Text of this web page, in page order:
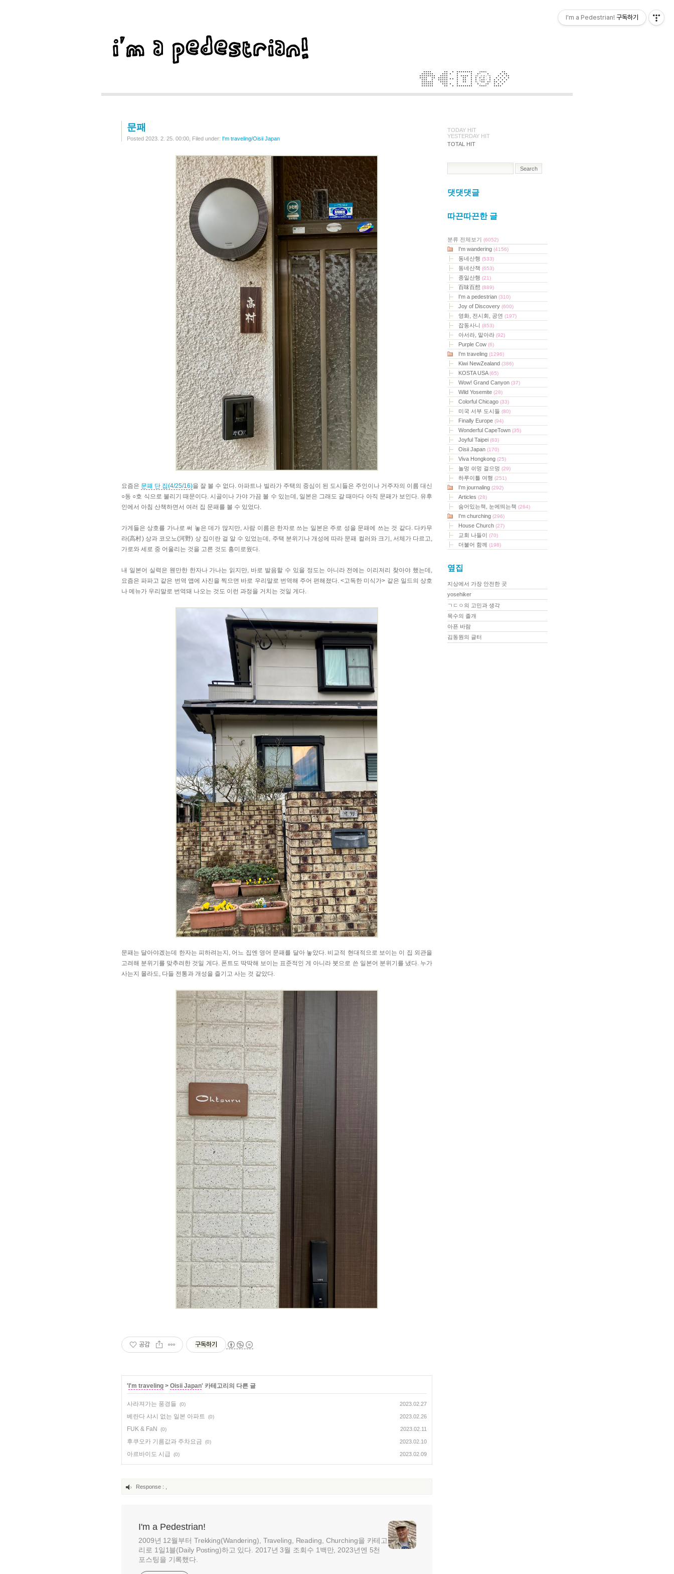
문패
Posted 2023. 2. 25. 00:00, Filed under: I'm traveling/Oisii Japan
요즘은 문패 단 집(4/25/16)을 잘 볼 수 없다. 아파트나 빌라가 주택의 중심이 된 도시들은 주인이나 거주자의 이름 대신
○동 ○호 식으로 불리기 때문이다. 시골이나 가야 가끔 볼 수 있는데, 일본은 그래도 갈 때마다 아직 문패가 보인다. 유후
인에서 아침 산책하면서 여러 집 문패를 볼 수 있었다.
가게들은 상호를 가나로 써 놓은 데가 많지만, 사람 이름은 한자로 쓰는 일본은 주로 성을 문패에 쓰는 것 같다. 다카무
라(高村) 상과 코오노(河野) 상 집이란 걸 알 수 있었는데, 주택 분위기나 개성에 따라 문패 컬러와 크기, 서체가 다르고,
가로와 세로 중 어울리는 것을 고른 것도 흥미로웠다.
내 일본어 실력은 웬만한 한자나 가나는 읽지만, 바로 발음할 수 있을 정도는 아니라 전에는 이리저리 찾아야 했는데,
요즘은 파파고 같은 번역 앱에 사진을 찍으면 바로 우리말로 번역해 주어 편해졌다. <고독한 미식가> 같은 일드의 상호
나 메뉴가 우리말로 번역돼 나오는 것도 이런 과정을 거치는 것일 게다.
문패는 달아야겠는데 한자는 피하려는지, 어느 집엔 영어 문패를 달아 놓았다. 비교적 현대적으로 보이는 이 집 외관을
고려해 분위기를 맞추려한 것일 게다. 폰트도 딱딱해 보이는 표준적인 게 아니라 붓으로 쓴 일본어 분위기를 냈다. 누가
사는지 몰라도, 다들 전통과 개성을 즐기고 사는 것 같았다.
공감 구독하기
'I'm traveling > Oisii Japan' 카테고리의 다른 글
사라져가는 풍경들 (0) 2023.02.27
베란다 샤시 없는 일본 아파트 (0) 2023.02.26
FUK & FaN (0) 2023.02.11
후쿠오카 기름값과 주차요금 (0) 2023.02.10
아르바이도 시급 (0) 2023.02.09
Response :
I'm a Pedestrian!
2009년 12월부터 Trekking(Wandering), Traveling, Reading, Churching을 카테고
리로 1일1블(Daily Posting)하고 있다. 2017년 3월 조회수 1백만, 2023년엔 5천
포스팅을 기록했다.
TODAY HIT
YESTERDAY HIT
TOTAL HIT
댓댓댓글
따끈따끈한 글
분류 전체보기 (6052)
I'm wandering (4156)
동네산행 (533)
동네산책 (653)
종일산행 (21)
百味百想 (889)
I'm a pedestrian (310)
Joy of Discovery (600)
영화, 전시회, 공연 (197)
잡동사니 (853)
아서라, 말아라 (92)
Purple Cow (6)
I'm traveling (1296)
Kiwi NewZealand (386)
KOSTA USA(65)
Wow! Grand Canyon (37)
Wild Yosemite (28)
Colorful Chicago (33)
미국 서부 도시들 (80)
Finally Europe (94)
Wonderful CapeTown (35)
Joyful Taipei (63)
Oisii Japan (170)
Viva Hongkong (25)
놀멍 쉬멍 걸으멍 (29)
하루이틀 여행 (251)
I'm journaling (292)
Articles (28)
숨어있는책, 눈에띄는책 (264)
I'm churching (296)
House Church (27)
교회 나들이 (70)
더불어 함께 (198)
옆집
지상에서 가장 안전한 곳
yosehiker
ㄱㄷㅇ의 고민과 생각
목수의 졸개
아픈 바람
김동원의 글터
I'm a Pedestrian! 구독하기